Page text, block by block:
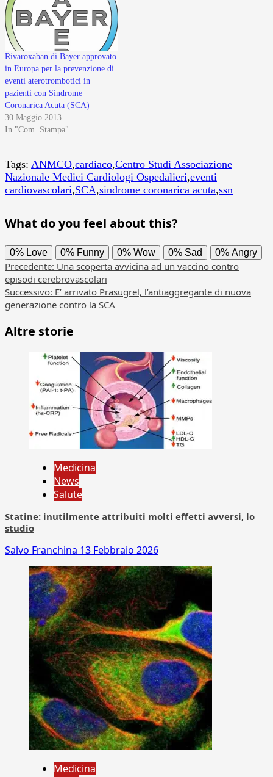
Rivaroxaban di Bayer approvato
in Europa per la prevenzione di
eventi aterotrombotici in
pazienti con Sindrome
Coronarica Acuta (SCA)
30 Maggio 2013
In "Com. Stampa"
Tags: ANMCO,cardiaco,Centro Studi Associazione
Nazionale Medici Cardiologi Ospedalieri,eventi
cardiovascolari,SCA,sindrome coronarica acuta,ssn
What do you feel about this?
0% Love 0% Funny 0% Wow 0% Sad 0% Angry
Navigazione
articolo
Precedente: Una scoperta avvicina ad un vaccino contro
episodi cerebrovascolari
Successivo: E’ arrivato Prasugrel, l’antiaggregante di nuova
generazione contro la SCA
Altre storie
Medicina
News
Salute
Statine: inutilmente attribuiti molti effetti avversi, lo
studio
Salvo Franchina 13 Febbraio 2026
Medicina